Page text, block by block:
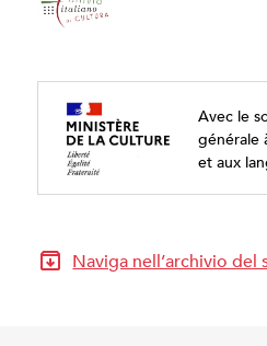
Avec le
générale
et aux
Naviga nell’archivio